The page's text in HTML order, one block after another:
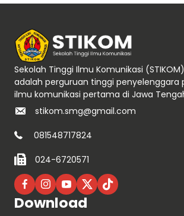
Sekolah Tinggi Ilmu Komunikasi
adalah perguruan tinggi penyelenggara
ilmu komunikasi pertama di Jawa
stikom.smg@gmail.com
081548717824
024-6720571
Download